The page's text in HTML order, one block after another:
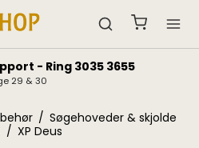
butik
i uge 29 & 30
/ Søgehoveder & skjolde
/ XP Deus